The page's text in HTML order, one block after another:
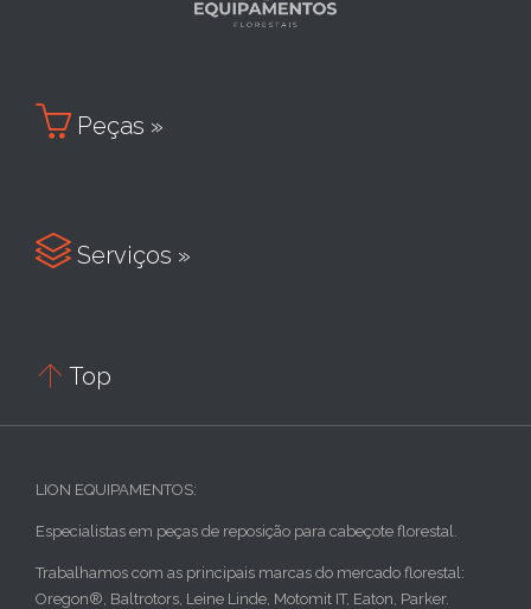
 Peças »
 Serviços »
 Top
LION EQUIPAMENTOS:
Especialistas em peças de reposição para cabeçote florestal.
Trabalhamos com as principais marcas do mercado florestal:
Oregon®, Baltrotors, Leine Linde, Motomit IT, Eaton, Parker.